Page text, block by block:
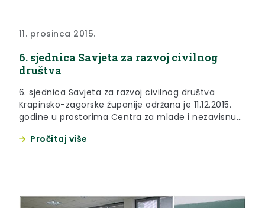
11. prosinca 2015.
6. sjednica Savjeta za razvoj civilnog
društva
6. sjednica Savjeta za razvoj civilnog društva
Krapinsko-zagorske županije održana je 11.12.2015.
godine u prostorima Centra za mlade i nezavisnu
Pročitaj više